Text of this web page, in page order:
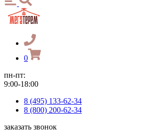
0
пн-пт:
9:00-18:00
8 (495) 133-62-34
8 (800) 200-62-34
заказать звонок